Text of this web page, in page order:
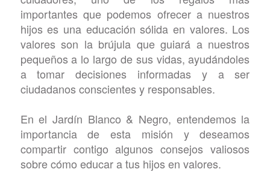
importantes que podemos ofrecer a nuestros
hijos es una educación sólida en valores. Los
valores son la brújula que guiará a nuestros
pequeños a lo largo de sus vidas, ayudándoles
a tomar decisiones informadas y a ser
ciudadanos conscientes y responsables.
En el Jardín Blanco & Negro, entendemos la
importancia de esta misión y deseamos
compartir contigo algunos consejos valiosos
sobre cómo educar a tus hijos en valores.